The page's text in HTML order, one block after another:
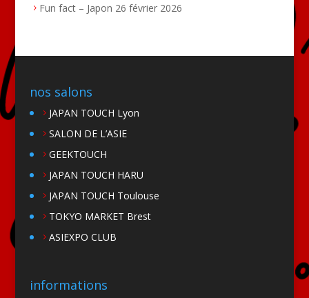
Fun fact – Japon 26 février 2026
nos salons
JAPAN TOUCH Lyon
SALON DE L’ASIE
GEEKTOUCH
JAPAN TOUCH HARU
JAPAN TOUCH Toulouse
TOKYO MARKET Brest
ASIEXPO CLUB
informations